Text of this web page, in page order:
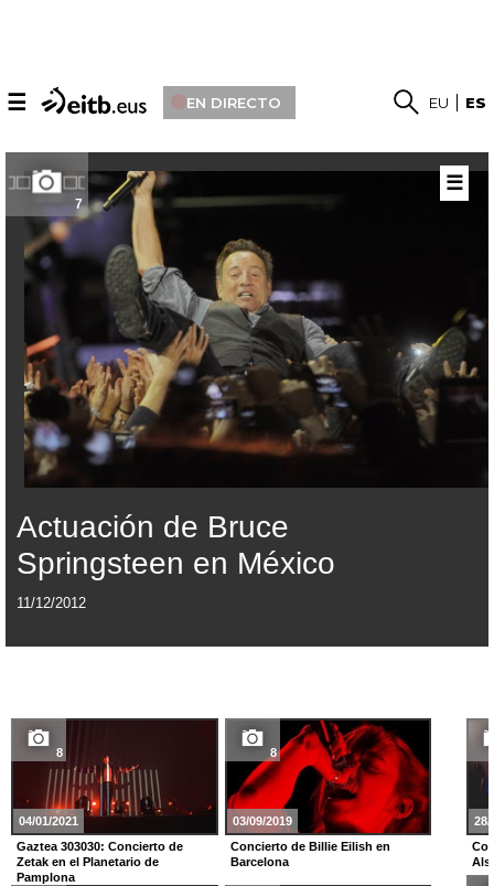
☰ EN DIRECTO EU ES
7
Actuación de Bruce
Springsteen en México
11/12/2012
☰
8
04/01/2021
Gaztea 303030: Concierto de
Zetak en el Planetario de
Pamplona
8
03/09/2019
Concierto de Billie Eilish en
Barcelona
28/